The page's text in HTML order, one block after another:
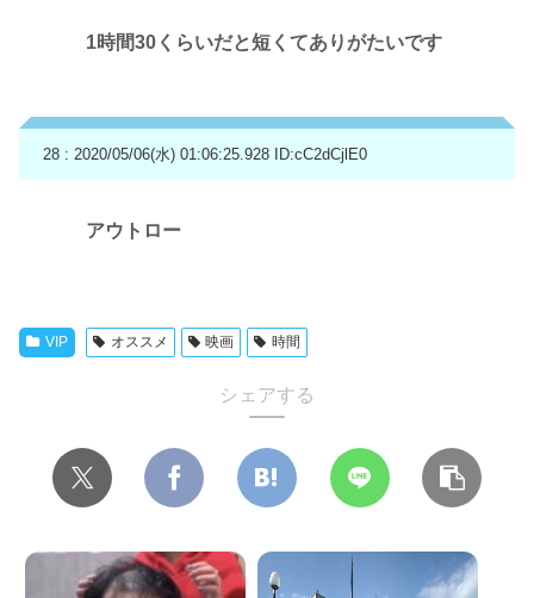
1時間30くらいだと短くてありがたいです
28 : 2020/05/06(水) 01:06:25.928 ID:cC2dCjlE0
アウトロー
VIP オススメ 映画 時間
シェアする